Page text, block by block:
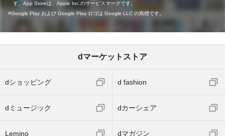
す。App Storeは、Apple Inc.のサービスマークです。
Google Play および Google Play ロゴは Google LLC の商標です。
dマーケットストア
dショッピング d fashion
dミュージック dカーシェア
Lemino dマガジン